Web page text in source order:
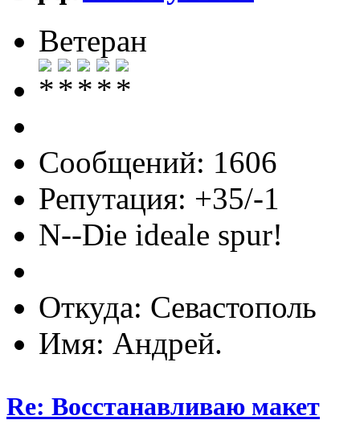
Ветеран
Сообщений: 1606
Репутация: +35/-1
N--Die ideale spur!
Откуда: Севастополь
Имя: Андрей.
Re: Восстанавливаю макет